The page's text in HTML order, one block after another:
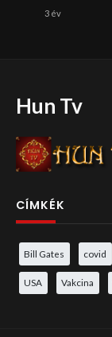
3 év
Hun Tv
CÍMKÉK
Bill Gates covid
USA Vakcina